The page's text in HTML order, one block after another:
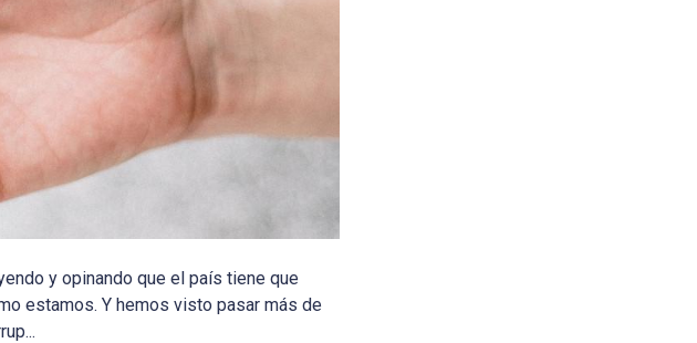
y opinando que el país tiene que
estamos. Y hemos visto pasar más de